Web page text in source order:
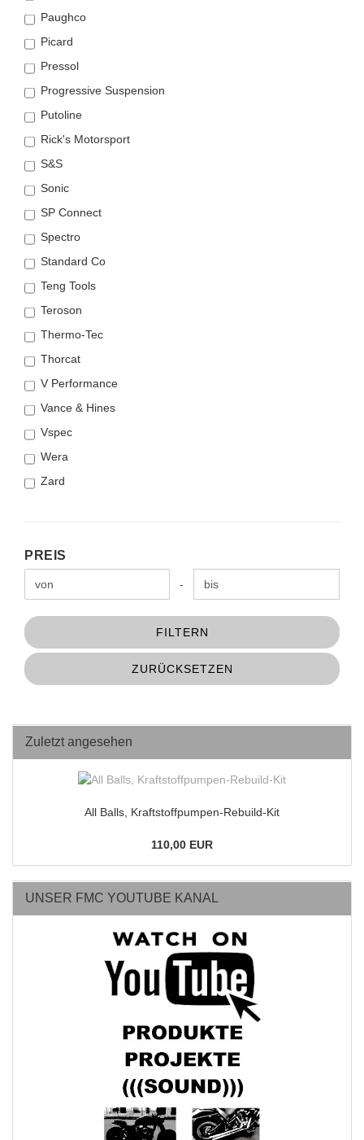
Paughco
Picard
Pressol
Progressive Suspension
Putoline
Rick's Motorsport
S&S
Sonic
SP Connect
Spectro
Standard Co
Teng Tools
Teroson
Thermo-Tec
Thorcat
V Performance
Vance & Hines
Vspec
Wera
Zard
PREIS
PREIS
Preis bis -
FILTERN
ZURÜCKSETZEN
Zuletzt angesehen
All Balls, Kraftstoffpumpen-Rebuild-Kit
110,00 EUR
UNSER FMC YOUTUBE KANAL